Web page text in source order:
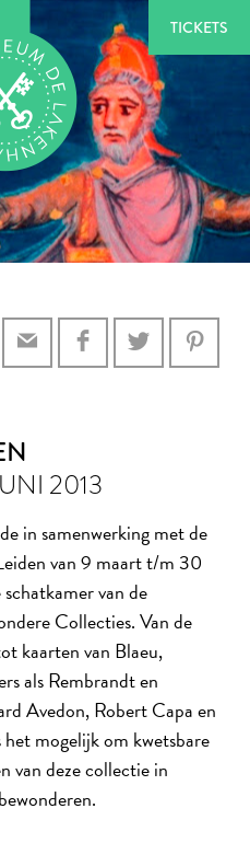
TICKETS
2013
in samenwerking met de
van 9 maart t/m 30
van de
Collecties. Van de
kaarten van Blaeu,
als Rembrandt en
Avedon, Robert Capa en
mogelijk om kwetsbare
van deze collectie in